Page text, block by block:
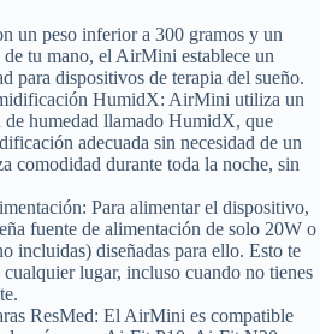
un peso inferior a 300 gramos y un
de tu mano, el AirMini establece un
para dispositivos de terapia del sueño.
HumidX: AirMini utiliza un
de humedad llamado HumidX, que
adecuada sin necesidad de un
comodidad durante toda la noche, sin
: Para alimentar el dispositivo,
fuente de alimentación de solo 20W o
incluidas) diseñadas para ello. Esto te
lugar, incluso cuando no tienes
ResMed: El AirMini es compatible